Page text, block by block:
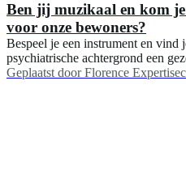
Ben jij muzikaal en kom
voor onze bewoners?
Bespeel je een instrument en vind
psychiatrische achtergrond een
Geplaatst door Florence